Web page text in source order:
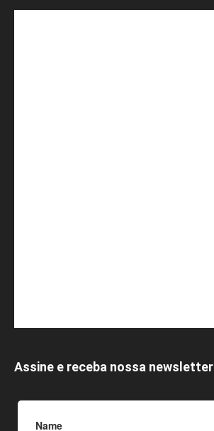
Assine e receba nossa newsletter